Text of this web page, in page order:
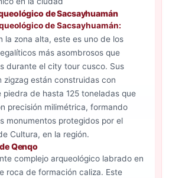
de Sacsayhuamán
de Sacsayhuamán:
la zona alta, este es uno de los
más asombrosos que
durante el city tour cusco. Sus
zigzag están construidas con
piedra de hasta 125 toneladas que
precisión milimétrica, formando
monumentos protegidos por el
Cultura, en la región.
Qenqo
complejo arqueológico labrado en
roca de formación caliza. Este